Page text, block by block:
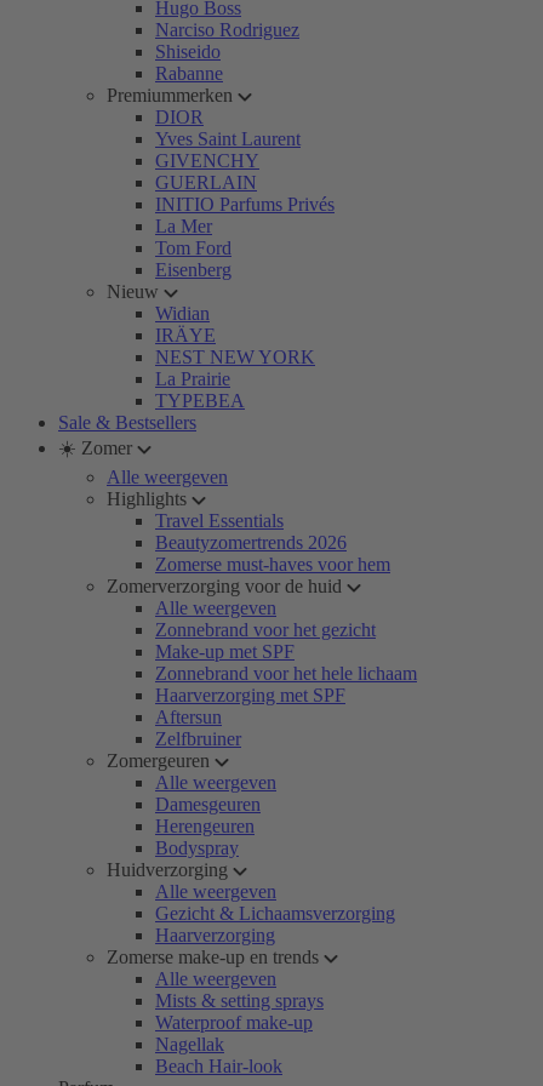
Hugo Boss
Narciso Rodriguez
Shiseido
Rabanne
Premiummerken
DIOR
Yves Saint Laurent
GIVENCHY
GUERLAIN
INITIO Parfums Privés
La Mer
Tom Ford
Eisenberg
Nieuw
Widian
IRÄYE
NEST NEW YORK
La Prairie
TYPEBEA
Sale & Bestsellers
☀️ Zomer
Alle weergeven
Highlights
Travel Essentials
Beautyzomertrends 2026
Zomerse must-haves voor hem
Zomerverzorging voor de huid
Alle weergeven
Zonnebrand voor het gezicht
Make-up met SPF
Zonnebrand voor het hele lichaam
Haarverzorging met SPF
Aftersun
Zelfbruiner
Zomergeuren
Alle weergeven
Damesgeuren
Herengeuren
Bodyspray
Huidverzorging
Alle weergeven
Gezicht & Lichaamsverzorging
Haarverzorging
Zomerse make-up en trends
Alle weergeven
Mists & setting sprays
Waterproof make-up
Nagellak
Beach Hair-look